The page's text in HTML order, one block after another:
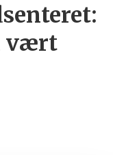
vært